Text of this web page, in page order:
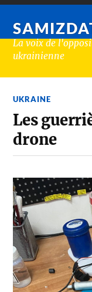
La voix de
ukrainienne
UKRAINE
Les
drone